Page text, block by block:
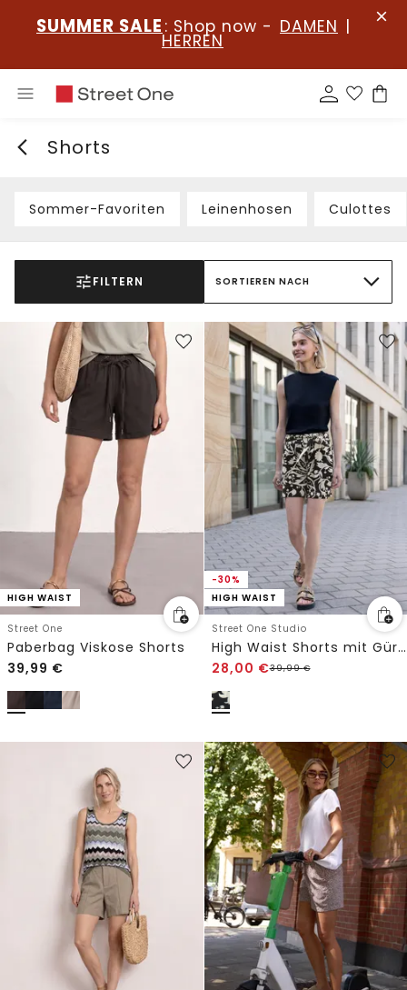
SUMMER SALE : Shop now - DAMEN |
HERREN
Shorts
Sommer-Favoriten Leinenhosen Culottes
FILTERN SORTIEREN NACH
HIGH WAIST
Street One
Paberbag Viskose Shorts
39,99 €
-30%
HIGH WAIST
Street One Studio
High Waist Shorts mit Gürtel
28,00 €39,99€